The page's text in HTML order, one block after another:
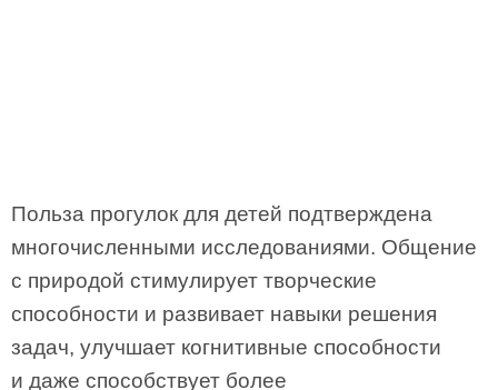
Польза прогулок для детей подтверждена
многочисленными исследованиями. Общение
с природой стимулирует творческие
способности и развивает навыки решения
задач, улучшает когнитивные способности
и даже способствует более